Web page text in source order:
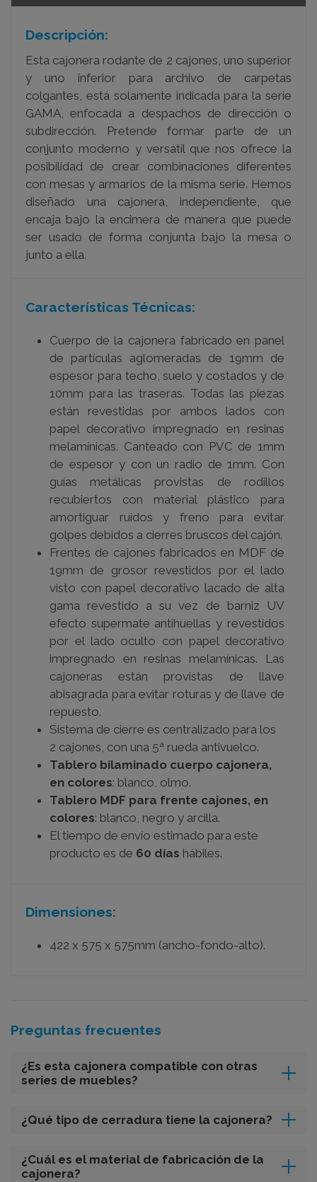
Descripción:
Esta cajonera rodante de 2 cajones, uno superior
y uno inferior para archivo de carpetas
colgantes, está solamente indicada para la serie
GAMA, enfocada a despachos de dirección o
subdirección. Pretende formar parte de un
conjunto moderno y versátil que nos ofrece la
posibilidad de crear combinaciones diferentes
con mesas y armarios de la misma serie. Hemos
diseñado una cajonera, independiente, que
encaja bajo la encimera de manera que puede
ser usado de forma conjunta bajo la mesa o
junto a ella.
Características Técnicas:
Cuerpo de la cajonera fabricado en panel
de partículas aglomeradas de 19mm de
espesor para techo, suelo y costados y de
10mm para las traseras. Todas las piezas
están revestidas por ambos lados con
papel decorativo impregnado en resinas
melamínicas. Canteado con PVC de 1mm
de espesor y con un radio de 1mm. Con
guías metálicas provistas de rodillos
recubiertos con material plástico para
amortiguar ruidos y freno para evitar
golpes debidos a cierres bruscos del cajón.
Frentes de cajones fabricados en MDF de
19mm de grosor revestidos por el lado
visto con papel decorativo lacado de alta
gama revestido a su vez de barniz UV
efecto supermate antihuellas y revestidos
por el lado oculto con papel decorativo
impregnado en resinas melamínicas. Las
cajoneras están provistas de llave
abisagrada para evitar roturas y de llave de
repuesto.
Sistema de cierre es centralizado para los
2 cajones, con una 5ª rueda antivuelco.
Tablero bilaminado cuerpo cajonera,
en colores: blanco, olmo.
Tablero MDF para frente cajones, en
colores: blanco, negro y arcilla.
El tiempo de envío estimado para este
producto es de 60 días hábiles.
Dimensiones:
422 x 575 x 575mm (ancho-fondo-alto).
Preguntas frecuentes
¿Es esta cajonera compatible con otras
series de muebles?
¿Qué tipo de cerradura tiene la cajonera?
¿Cuál es el material de fabricación de la
cajonera?